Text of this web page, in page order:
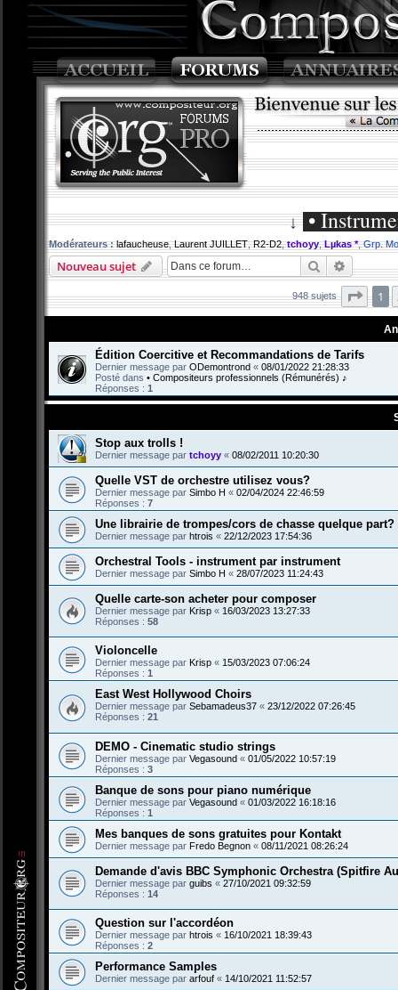
↓ •
Modérateurs : lafaucheuse,Laurent JUILLET,R2-D2,tchoyy,Lµkas *,Grp.
Nouveau sujet Rechercher
948 sujets Page
1
Édition Coercitive et Recommandations de Tarifs
Dernier message par ODemontrond « 08/01/2022 21:28:33
Posté dans • Compositeurs professionnels (Rémunérés) ♪
Réponses : 1
Stop aux trolls !
Dernier message par tchoyy « 08/02/2011 10:20:30
Quelle VST de orchestre utilisez vous?
Dernier message par Simbo H « 02/04/2024 22:46:59
Réponses : 7
Une librairie de trompes/cors de chasse quelque part?
Dernier message par htrois « 22/12/2023 17:54:36
Orchestral Tools - instrument par instrument
Dernier message par Simbo H « 28/07/2023 11:24:43
Quelle carte-son acheter pour composer
Dernier message par Krisp « 16/03/2023 13:27:33
Réponses : 58
Violoncelle
Dernier message par Krisp « 15/03/2023 07:06:24
Réponses : 1
East West Hollywood Choirs
Dernier message par Sebamadeus37 « 23/12/2022 07:26:45
Réponses : 21
DEMO - Cinematic studio strings
Dernier message par Vegasound « 01/05/2022 10:57:19
Réponses : 3
Banque de sons pour piano numérique
Dernier message par Vegasound « 01/03/2022 16:18:16
Réponses : 1
Mes banques de sons gratuites pour Kontakt
Dernier message par Fredo Begnon « 08/11/2021 08:26:24
Demande d'avis BBC Symphonic Orchestra (Spitfire
Dernier message par guibs « 27/10/2021 09:32:59
Réponses : 14
Question sur l'accordéon
Dernier message par htrois « 16/10/2021 18:39:43
Réponses : 2
Performance Samples
Dernier message par arfouf « 14/10/2021 11:52:57